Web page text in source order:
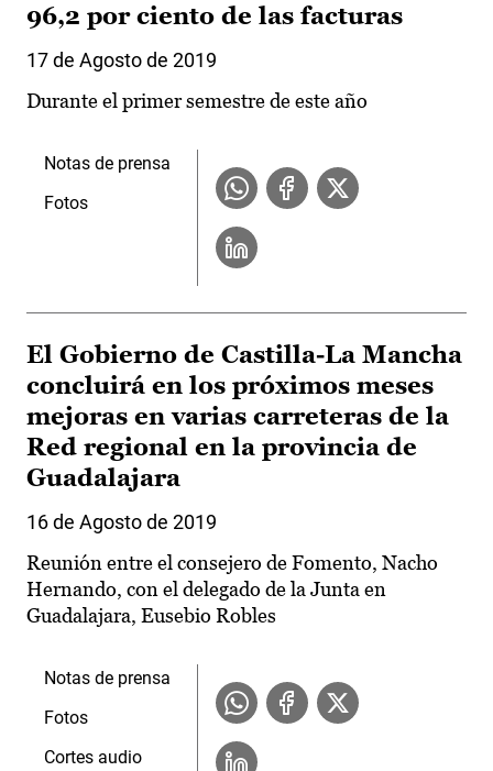
96,2 por ciento de las facturas
17 de Agosto de 2019
Durante el primer semestre de este año
Notas de prensa
Fotos
El Gobierno de Castilla-La Mancha
concluirá en los próximos meses
mejoras en varias carreteras de la
Red regional en la provincia de
Guadalajara
16 de Agosto de 2019
Reunión entre el consejero de Fomento, Nacho
Hernando, con el delegado de la Junta en
Guadalajara, Eusebio Robles
Notas de prensa
Fotos
Cortes audio